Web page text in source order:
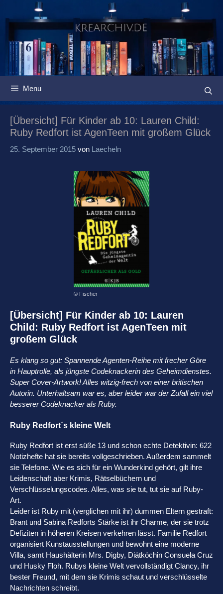
Menu
[Übersicht] Für Kinder ab 10: Lauren Child:
Ruby Redfort ist AgenTeen mit großem Glück
25. September 2015 von Laecheln
© Fischer
[Übersicht] Für Kinder ab 10: Lauren
Child: Ruby Redfort ist AgenTeen mit
großem Glück
Es klang so gut: Spannende Agenten-Reihe mit frecher Göre
in Hauptrolle, als jüngste Codeknackerin des Geheimdienstes.
Super Cover-Artwork! Alles witzig-frech von einer britischen
Autorin. Unterhaltsam war es, aber leider war der Zufall ein viel
besserer Codeknacker als Ruby.
Ruby Redfort´s kleine Welt
Ruby Redfort ist erst süße 13 und schon echte Detektivin: 622
Notizhefte hat sie bereits vollgeschrieben. Außerdem sammelt
sie Telefone. Wie es sich für ein Wunderkind gehört, gilt ihre
Leidenschaft aber Krimis, Rätselbüchern und
Verschlüsselungscodes. Alles, was sie tut, tut sie auf Ruby-
Art.
Leider ist Ruby mit (verglichen mit ihr) dummen Eltern gestraft:
Brant und Sabina Redforts Stärke ist ihr Charme, der sie trotz
Defiziten in höheren Kreisen verkehren lässt. Familie Redfort
organisiert Kunstausstellungen und bewohnt eine moderne
Villa, samt Haushälterin Mrs. Digby, Diätköchin Consuela Cruz
und Husky Floh. Rubys kleine Welt vervollständigt Clancy, ihr
bester Freund, mit dem sie Krimis schaut und verschlüsselte
Nachrichten schreibt.